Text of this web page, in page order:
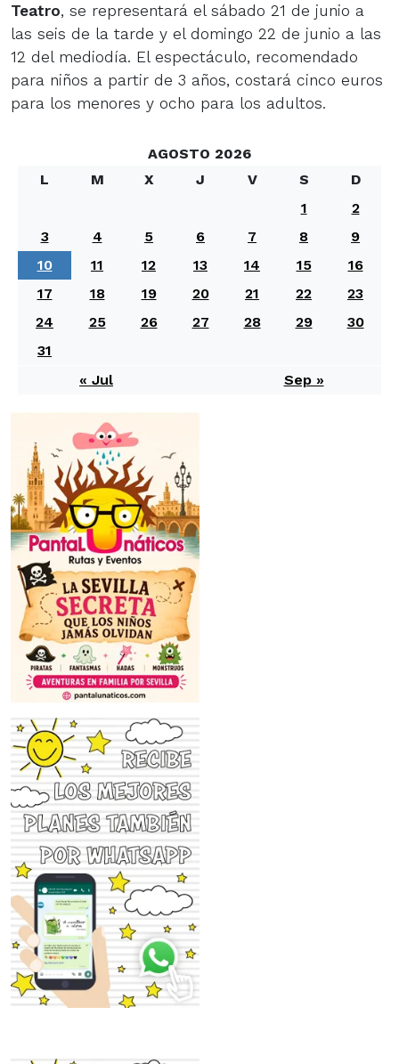
Teatro, se representará el sábado 21 de junio a
las seis de la tarde y el domingo 22 de junio a las
12 del mediodía. El espectáculo, recomendado
para niños a partir de 3 años, costará cinco euros
para los menores y ocho para los adultos.
AGOSTO 2026
L
M X J V S
D
1
2
3
4 5 6 7 8
9
10
11 12 13 14 15
16
17
18 19 20 21 22
23
24
25 26 27 28 29
30
31
« Jul
Sep »